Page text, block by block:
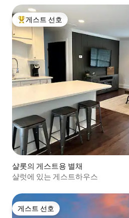
상위 게스트 선호
게스트 선호
샬롯의 게스트용 별채
샬럿에 있는 게스트하우스
게스트 선호
게스트 선호